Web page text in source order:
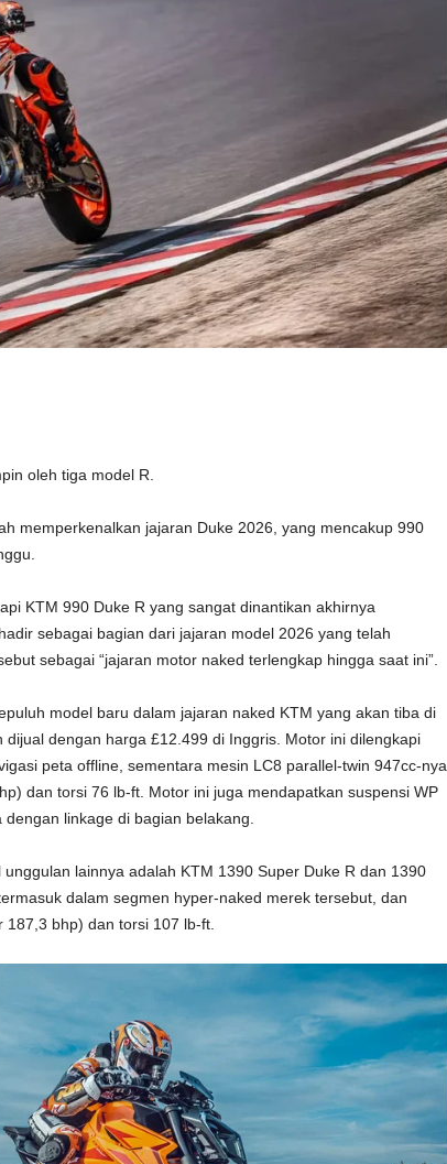
oleh tiga model R.
memperkenalkan jajaran Duke 2026, yang mencakup 990
KTM 990 Duke R yang sangat dinantikan akhirnya
sebagai bagian dari jajaran model 2026 yang telah
sebagai “jajaran motor naked terlengkap hingga saat ini”.
model baru dalam jajaran naked KTM yang akan tiba di
dengan harga £12.499 di Inggris. Motor ini dilengkapi
peta offline, sementara mesin LC8 parallel-twin 947cc-nya
dan torsi 76 lb-ft. Motor ini juga mendapatkan suspensi WP
linkage di bagian belakang.
lainnya adalah KTM 1390 Super Duke R dan 1390
dalam segmen hyper-naked merek tersebut, dan
bhp) dan torsi 107 lb-ft.